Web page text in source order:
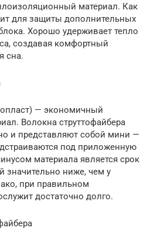
материал. Как
для защиты дополнительных
Хорошо удерживает тепло
создавая комфортный
сна.
— экономичный
Волокна струттофайбера
и представляют собой мини —
под приложенную
материала является срок
значительно ниже, чем у
при правильном
достаточно долго.